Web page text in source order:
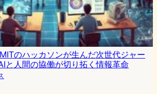
のハッカソンが生んだ次世代ジャー
と人間の協働が切り拓く情報革命